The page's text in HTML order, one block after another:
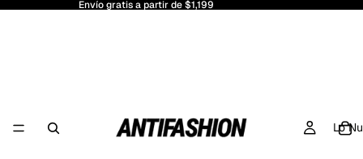
Envío gratis a partir de $1,199
Lo